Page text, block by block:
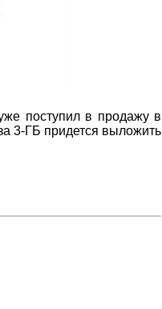
поступил в продажу в
3-ГБ придется выложить